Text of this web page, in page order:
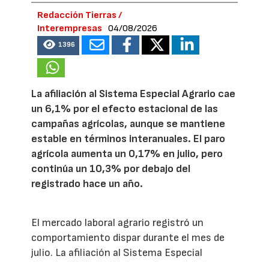
Redacción Tierras /
Interempresas
04/08/2026
1396
La afiliación al Sistema Especial Agrario cae
un 6,1% por el efecto estacional de las
campañas agrícolas, aunque se mantiene
estable en términos interanuales. El paro
agrícola aumenta un 0,17% en julio, pero
continúa un 10,3% por debajo del
registrado hace un año.
El mercado laboral agrario registró un
comportamiento dispar durante el mes de
julio. La afiliación al Sistema Especial